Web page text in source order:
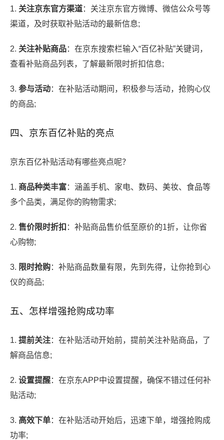
1. 关注京东官方渠道：关注京东官方微博、微信公众号等
渠道，及时获取补贴活动的最新信息;
2. 关注补贴商品：在京东搜索栏输入“百亿补贴”关键词，
查看补贴商品列表，了解最新限时折扣信息;
3. 参与活动：在补贴活动期间，积极参与活动，抢购心仪
的商品;
四、京东百亿补贴的亮点
京东百亿补贴活动有哪些亮点呢？
1. 商品种类丰富：涵盖手机、家电、数码、美妆、食品等
多个品类，满足你的购物需求;
2. 售价限时折扣 ：补贴商品售价低至原价的1折，让你省
心购物;
3. 限时抢购：补贴商品数量有限，先到先得，让你抢到心
仪的商品;
五、怎样增强抢购成功率
1. 提前关注：在补贴活动开始前，提前关注补贴商品，了
解商品信息;
2. 设置提醒：在京东APP中设置提醒，确保不错过任何补
贴活动;
3. 高效下单：在补贴活动开始后，迅速下单，增强抢购成
功率;